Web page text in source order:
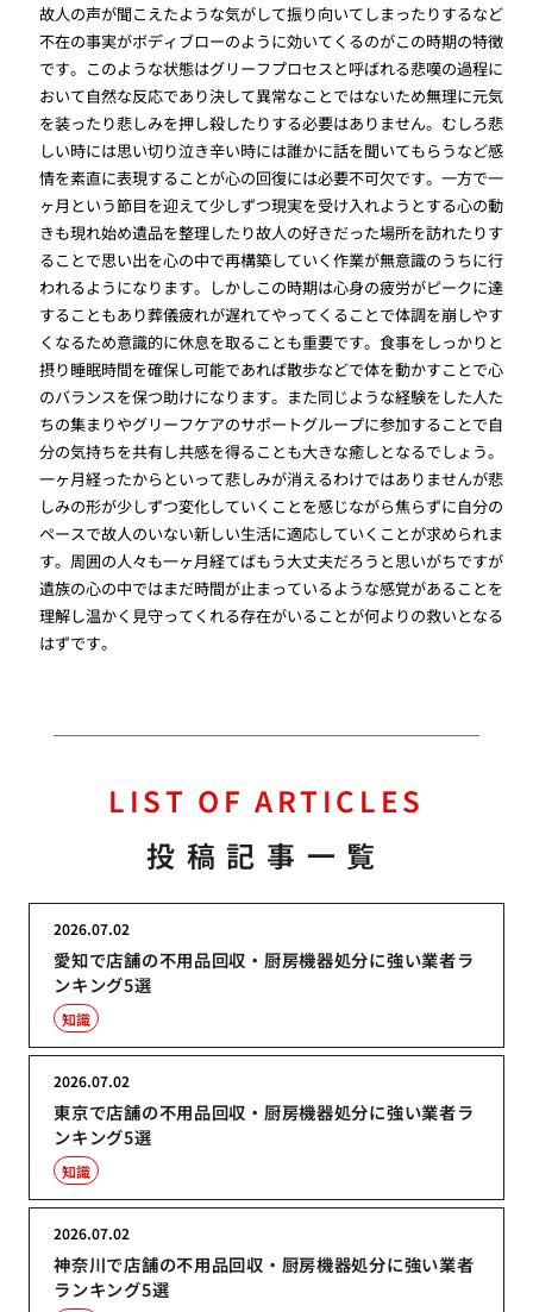
故人の声が聞こえたような気がして振り向いてしまったりするなど
不在の事実がボディブローのように効いてくるのがこの時期の特徴
です。このような状態はグリーフプロセスと呼ばれる悲嘆の過程に
おいて自然な反応であり決して異常なことではないため無理に元気
を装ったり悲しみを押し殺したりする必要はありません。むしろ悲
しい時には思い切り泣き辛い時には誰かに話を聞いてもらうなど感
情を素直に表現することが心の回復には必要不可欠です。一方で一
ヶ月という節目を迎えて少しずつ現実を受け入れようとする心の動
きも現れ始め遺品を整理したり故人の好きだった場所を訪れたりす
ることで思い出を心の中で再構築していく作業が無意識のうちに行
われるようになります。しかしこの時期は心身の疲労がピークに達
することもあり葬儀疲れが遅れてやってくることで体調を崩しやす
くなるため意識的に休息を取ることも重要です。食事をしっかりと
摂り睡眠時間を確保し可能であれば散歩などで体を動かすことで心
のバランスを保つ助けになります。また同じような経験をした人た
ちの集まりやグリーフケアのサポートグループに参加することで自
分の気持ちを共有し共感を得ることも大きな癒しとなるでしょう。
一ヶ月経ったからといって悲しみが消えるわけではありませんが悲
しみの形が少しずつ変化していくことを感じながら焦らずに自分の
ペースで故人のいない新しい生活に適応していくことが求められま
す。周囲の人々も一ヶ月経てばもう大丈夫だろうと思いがちですが
遺族の心の中ではまだ時間が止まっているような感覚があることを
理解し温かく見守ってくれる存在がいることが何よりの救いとなる
はずです。
LIST OF ARTICLES
投稿記事一覧
愛知で店舗の不用品回収・厨房機器処分に強い業者ラ
ンキング5選
2026.07.02
知識
東京で店舗の不用品回収・厨房機器処分に強い業者ラ
ンキング5選
2026.07.02
知識
神奈川で店舗の不用品回収・厨房機器処分に強い業者
ランキング5選
2026.07.02